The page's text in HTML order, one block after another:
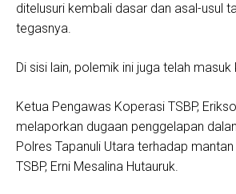
ditelusuri kembali dasar dan asal-usul
tegasnya.
​Di sisi lain, polemik ini juga telah masuk
​Ketua Pengawas Koperasi TSBP,
melaporkan dugaan penggelapan
Polres Tapanuli Utara terhadap
TSBP, Erni Mesalina Hutauruk.